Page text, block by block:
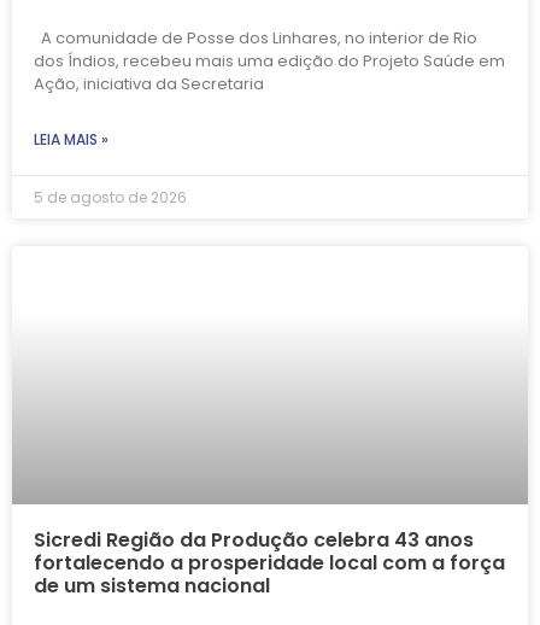
A comunidade de Posse dos Linhares, no interior de Rio
dos Índios, recebeu mais uma edição do Projeto Saúde em
Ação, iniciativa da Secretaria
LEIA MAIS »
5 de agosto de 2026
Sicredi Região da Produção celebra 43 anos
fortalecendo a prosperidade local com a força
de um sistema nacional